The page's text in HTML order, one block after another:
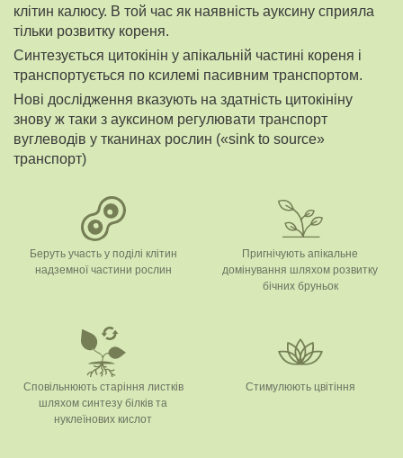
клітин калюсу. В той час як наявність ауксину сприяла
тільки розвитку кореня.
Синтезується цитокінін у апікальній частині кореня і
транспортується по ксилемі пасивним транспортом.
Нові дослідження вказують на здатність цитокініну
знову ж таки з ауксином регулювати транспорт
вуглеводів у тканинах рослин («sink to source»
транспорт)
Беруть участь у поділі клітин
надземної частини рослин
Пригнічують апікальне
домінування шляхом розвитку
бічних бруньок
Сповільнюють старіння листків
шляхом синтезу білків та
нуклеїнових кислот
Стимулюють цвітіння